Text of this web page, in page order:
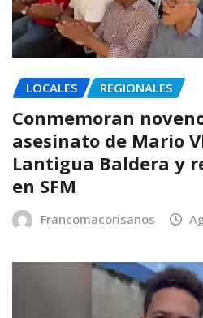
LOCALES REGIONALES
Conmemoran
asesinato de Mario
Lantigua Baldera y
en SFM
Francomacorisanos